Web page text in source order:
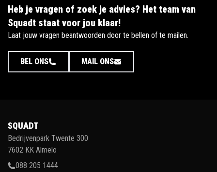
Heb je vragen of zoek je advies? Het team van
Squadt staat voor jou klaar!
Laat jouw vragen beantwoorden door te bellen of te mailen.
BEL ONS MAIL ONS
SQUADT
Bedrijvenpark Twente 300
7602 KK Almelo
088 205 1444